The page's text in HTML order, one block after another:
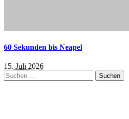
60 Sekunden bis Neapel
15. Juli 2026
Suchen
nach: